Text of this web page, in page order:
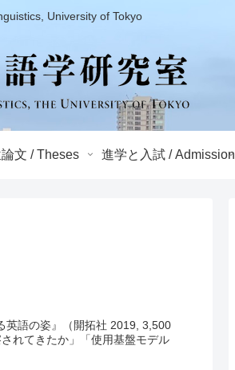
University of Tokyo
文 / Theses 進学と入試 / Admission
英語の姿』（開拓社 2019, 3,500
れてきたか」「使用基盤モデル